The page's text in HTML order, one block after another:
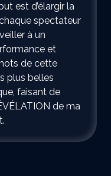
est d’élargir la
spectateur
à un
et
de cette
plus belles
faisant de
de ma